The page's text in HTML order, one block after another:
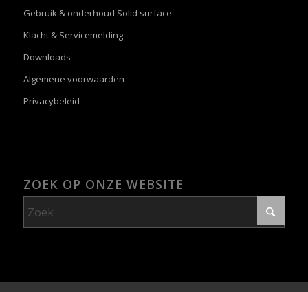
Gebruik & onderhoud Solid surface
Klacht & Servicemelding
Downloads
Algemene voorwaarden
Privacybeleid
ZOEK OP ONZE WEBSITE